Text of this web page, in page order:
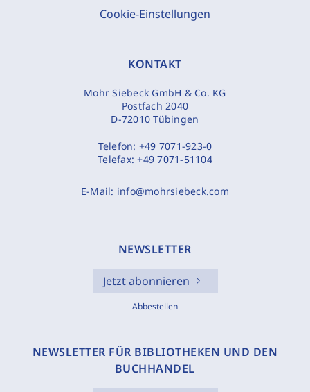
Cookie-Einstellungen
KONTAKT
Mohr Siebeck GmbH & Co. KG
Postfach 2040
D-72010 Tübingen
Telefon: +49 7071-923-0
Telefax:+49 7071-51104
E-Mail: info@mohrsiebeck.com
NEWSLETTER
Jetzt abonnieren
Abbestellen
NEWSLETTER FÜR BIBLIOTHEKEN UND DEN
BUCHHANDEL